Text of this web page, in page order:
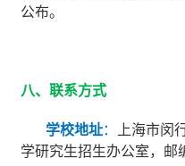
公布。
八、联系方式
学校地址： 上海市闵
学研究生招生办公室，邮